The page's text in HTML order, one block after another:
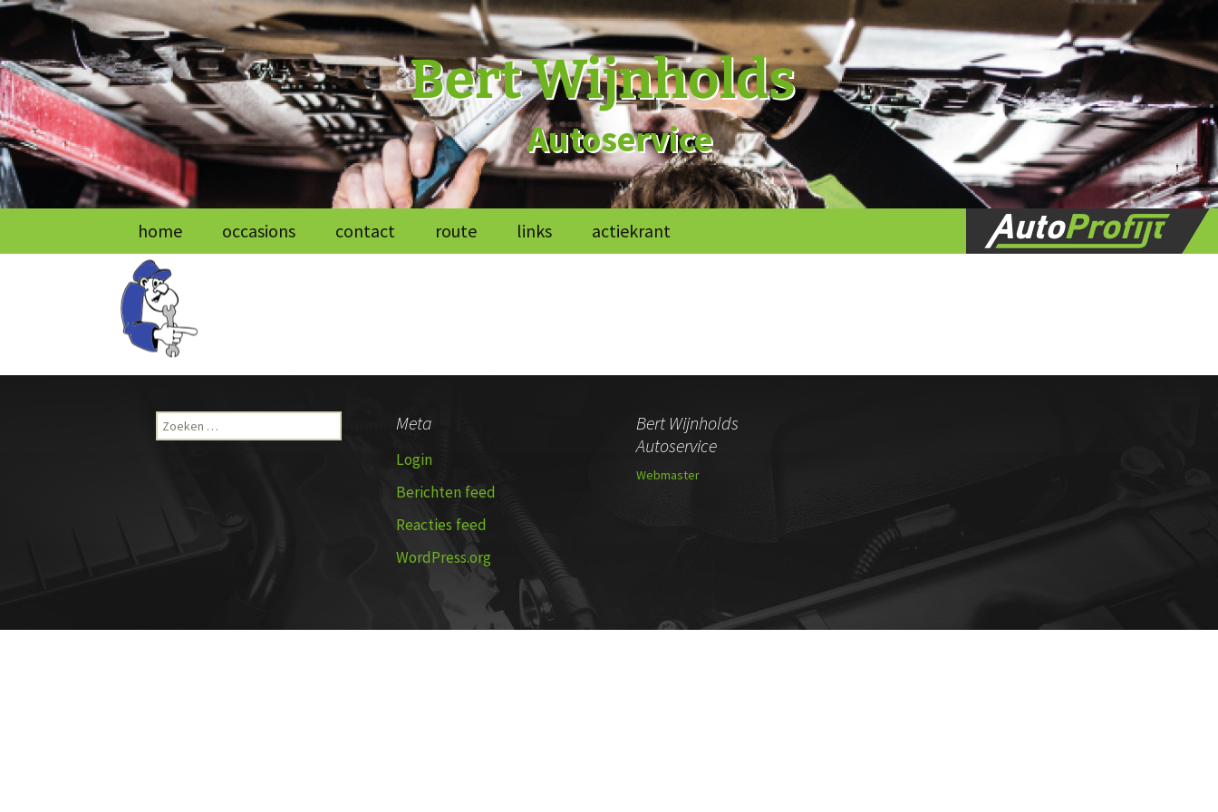
Bert Wijnholds
Autoservice
naar
inhoud
home occasions contact route links actiekrant
Zoeken
naar:
Meta
Login
Berichten feed
Reacties feed
WordPress.org
Bert Wijnholds
Autoservice
Webmaster